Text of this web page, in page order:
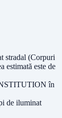
stradal (Corpuri
estimată este de
în
de iluminat